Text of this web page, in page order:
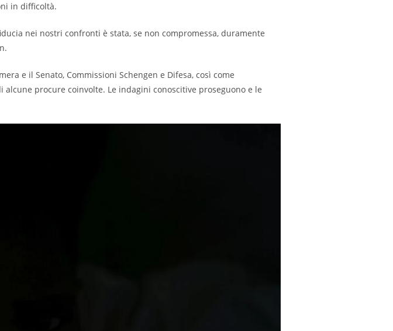
in difficoltà.
nei nostri confronti è stata, se non compromessa, duramente
e il Senato, Commissioni Schengen e Difesa, così come
procure coinvolte. Le indagini conoscitive proseguono e le